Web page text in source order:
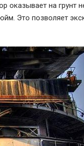
оказывает на грунт
Это позволяет